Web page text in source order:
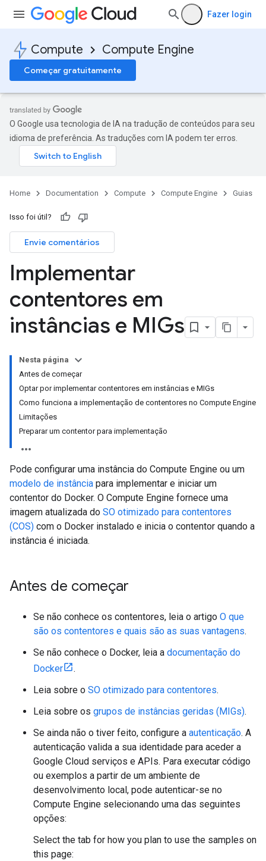
Fazer login
Compute Compute Engine
Começar gratuitamente
O Google usa tecnologia de IA na tradução de conteúdos para seu
idioma de preferência. As traduções com IA podem ter erros.
Home Documentation Compute Compute Engine Guias
Isso foi útil?
Envie comentários
Implementar
contentores em
instâncias e MIGs
Nesta página
Antes de começar
Optar por implementar contentores em instâncias e MIGs
Como funciona a implementação de contentores no Compute Engine
Limitações
Preparar um contentor para implementação
Pode configurar uma instância do Compute Engine ou um
modelo de instância para implementar e iniciar um
contentor do Docker. O Compute Engine fornece uma
imagem atualizada do SO otimizado para contentores
(COS) com o Docker instalado e inicia o contentor quando a
instância é iniciada.
Antes de começar
Se não conhece os contentores, leia o artigo O que
são os contentores e quais são as suas vantagens.
Se não conhece o Docker, leia a documentação do
Docker
.
Leia sobre o SO otimizado para contentores.
Leia sobre os grupos de instâncias geridas (MIGs).
Se ainda não o tiver feito, configure a autenticação. A
autenticação valida a sua identidade para aceder a
Google Cloud serviços e APIs. Para executar código
ou exemplos a partir de um ambiente de
desenvolvimento local, pode autenticar-se no
Compute Engine selecionando uma das seguintes
opções:
Select the tab for how you plan to use the samples on
this page: